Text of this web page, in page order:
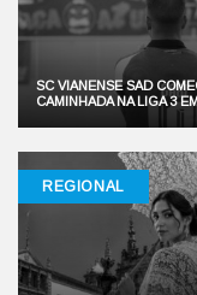
SC VIANENSE SAD
CAMINHADA NA LIGA 3
REGIONAL